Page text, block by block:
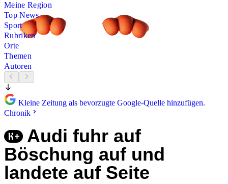
Meine Region
Top News
Sport
Rubriken
Orte
Themen
Autoren
Kleine Zeitung als bevorzugte Google-Quelle hinzufügen.
Chronik
Audi fuhr auf
Böschung auf und
landete auf Seite